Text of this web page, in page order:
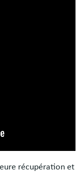
récupération et